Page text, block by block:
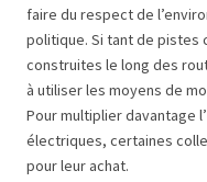
faire du respect de
politique. Si tant de pistes
construites le long des
à utiliser les moyens de
Pour multiplier davantage
électriques, certaines
pour leur achat.